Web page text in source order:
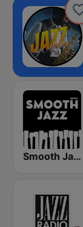
Jazz Radio
Smooth Jazz - Groov